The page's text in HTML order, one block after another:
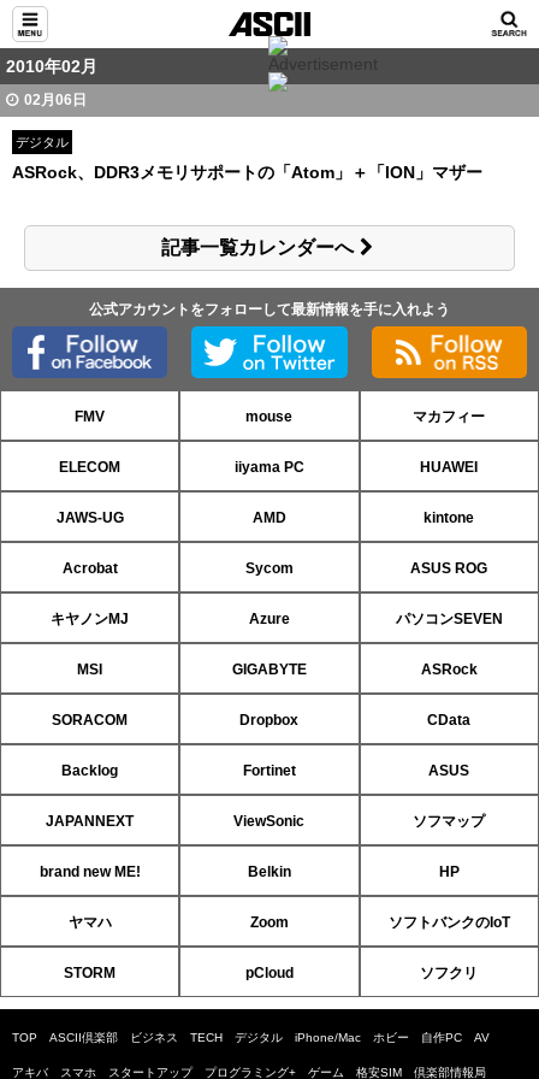
2010年02月
02月06日
デジタル
ASRock、DDR3メモリサポートの「Atom」＋「ION」マザー
記事一覧カレンダーへ
公式アカウントをフォローして最新情報を手に入れよう
FMV mouse マカフィー
ELECOM iiyama PC HUAWEI
JAWS-UG AMD kintone
Acrobat Sycom ASUS ROG
キヤノンMJ Azure パソコンSEVEN
MSI GIGABYTE ASRock
SORACOM Dropbox CData
Backlog Fortinet ASUS
JAPANNEXT ViewSonic ソフマップ
brand new ME! Belkin HP
ヤマハ Zoom ソフトバンクのIoT
STORM pCloud ソフクリ
TOP ASCII倶楽部 ビジネス TECH デジタル iPhone/Mac ホビー 自作PC AV
アキバ スマホ スタートアップ プログラミング+ ゲーム 格安SIM 倶楽部情報局